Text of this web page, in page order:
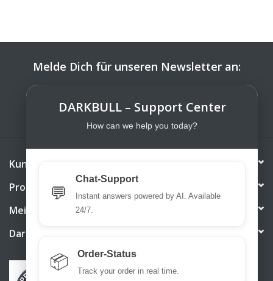
Melde Dich für unseren Newsletter an:
Kundendienst
Produkte
Mein Konto
DarkBull TrendStore
DARKBULL – Support Center
How can we help you today?
💬
Chat-Support
Instant answers powered by AI. Available
24/7.
📦 Order-Status
Track your order in real time.